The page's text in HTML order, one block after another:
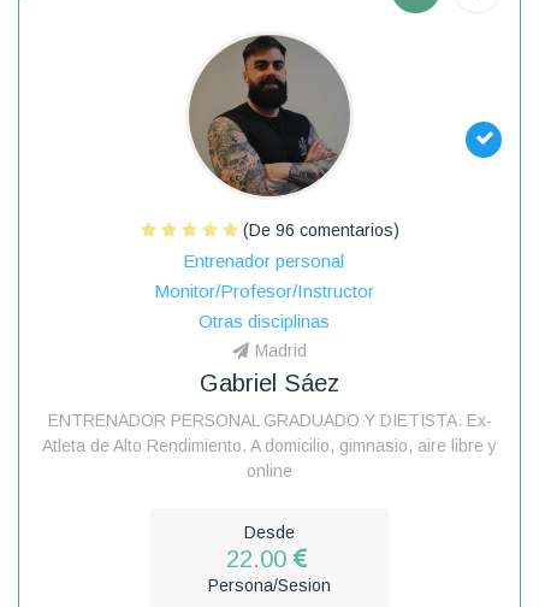
(De 96 comentarios)
Entrenador personal
Monitor/Profesor/Instructor
Otras disciplinas
Madrid
Gabriel Sáez
ENTRENADOR PERSONAL GRADUADO Y DIETISTA. Ex-
Atleta de Alto Rendimiento. A domicilio, gimnasio, aire libre y
online
Desde
22.00
Persona/Sesion